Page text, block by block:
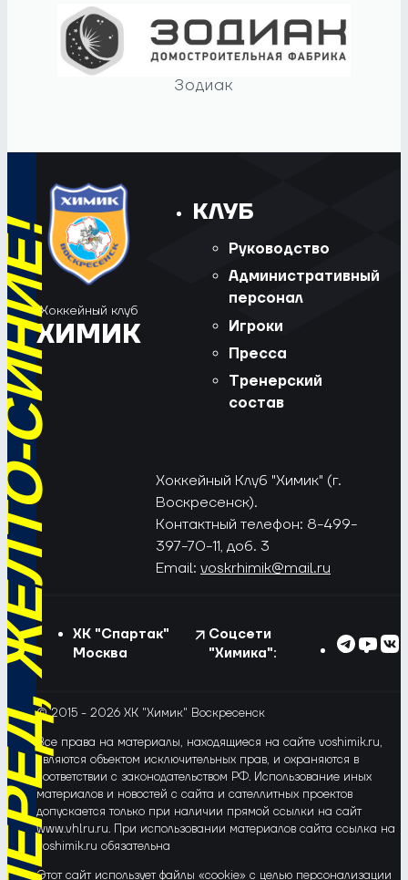
Зодиак
СИНИЕ!
Хоккейный клуб
ХИМИК
КЛУБ
Руководство
Административный
персонал
Игроки
Пресса
Тренерский
состав
Хоккейный Клуб "Химик" (г.
Воскресенск).
Контактный телефон: 8-499-
397-70-11, доб. 3
Email: voskrhimik@mail.ru
ХК "Спартак"
Москва
Соцсети
"Химика":
© 2015 - 2026 ХК "Химик" Воскресенск
Все права на материалы, находящиеся на сайте voshimik.ru,
являются объектом исключительных прав, и охраняются в
соответствии с законодательством РФ. Использование иных
материалов и новостей с сайта и сателлитных проектов
допускается только при наличии прямой ссылки на сайт
www.vhlru.ru. При использовании материалов сайта ссылка на
voshimik.ru обязательна
Этот сайт использует файлы «cookie» с целью персонализации